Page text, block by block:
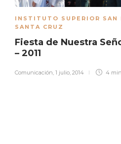
INSTITUTO SUPERIOR SAN
SANTA CRUZ
Fiesta de Nuestra
– 2011
Comunicación, 1 julio, 2014 4 min